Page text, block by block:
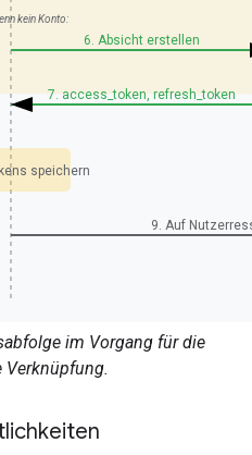
kein Konto:
6. Absicht erstellen
7. access_token, refresh_token
speichern
9. Auf
im Vorgang für die
Verknüpfung.